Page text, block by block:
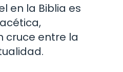
en la Biblia es
cruce entre la